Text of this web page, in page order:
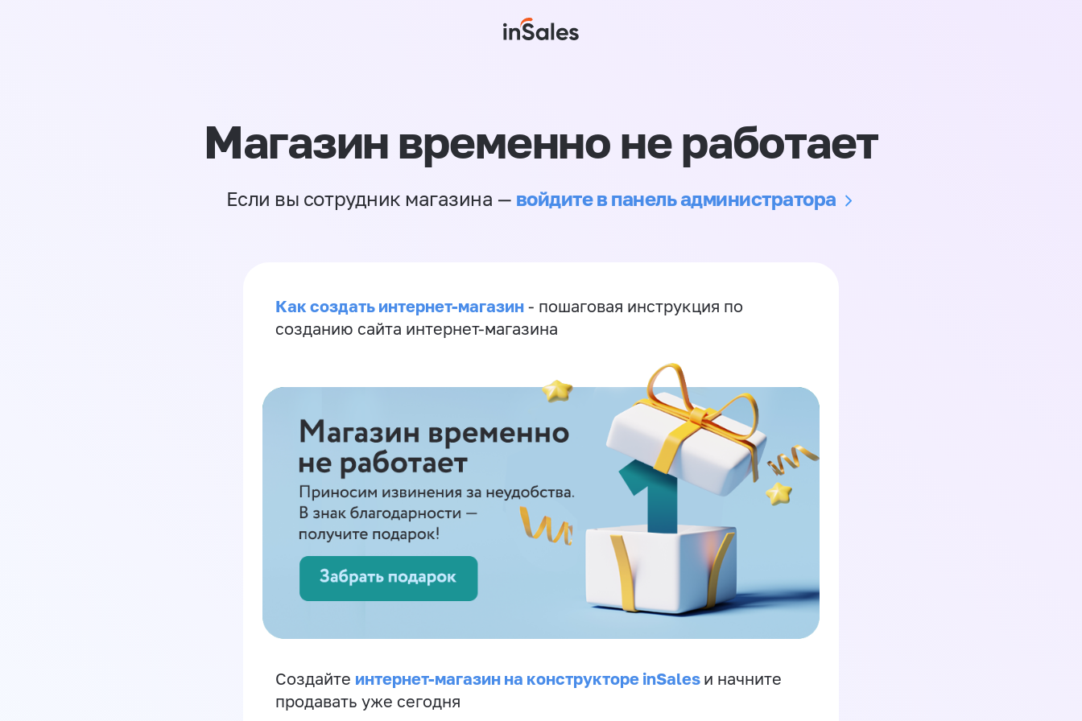
Магазин временно не работает
Если вы сотрудник магазина — войдите в панель администратора
Как создать интернет-магазин - пошаговая инструкция по
созданию сайта интернет-магазина
Создайте интернет-магазин на конструкторе inSales и начните
продавать уже сегодня